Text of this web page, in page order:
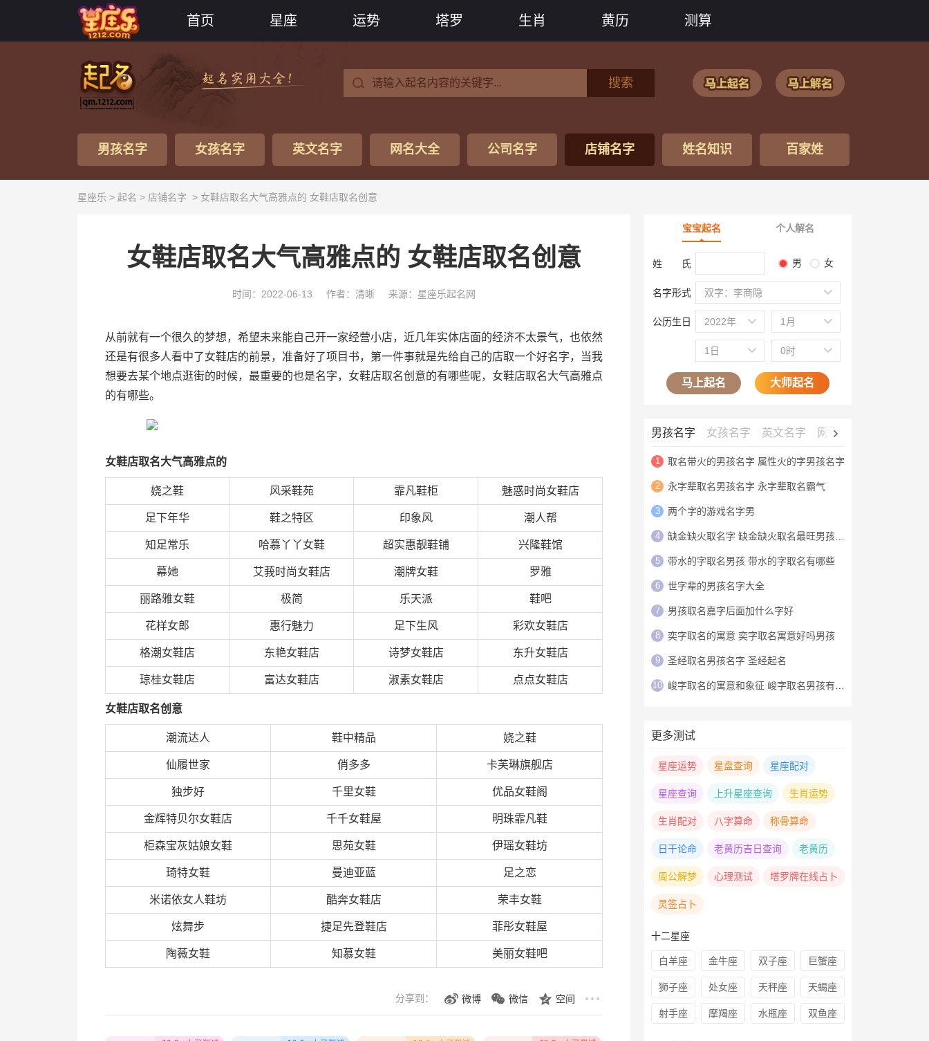
首页 星座 运势 塔罗 生肖 黄历 测算
搜索
男孩名字 女孩名字 英文名字 网名大全 公司名字 店铺名字 姓名知识 百家姓
星座乐 > 起名 > 店铺名字 > 女鞋店取名大气高雅点的 女鞋店取名创意
女鞋店取名大气高雅点的 女鞋店取名创意
时间：2022-06-13 作者：清晰 来源：星座乐起名网
从前就有一个很久的梦想，希望未来能自己开一家经营小店，近几年实体店面的经济不太景气，也依然
还是有很多人看中了女鞋店的前景，准备好了项目书，第一件事就是先给自己的店取一个好名字，当我
想要去某个地点逛街的时候，最重要的也是名字，女鞋店取名创意的有哪些呢，女鞋店取名大气高雅点
的有哪些。
女鞋店取名大气高雅点的
娆之鞋 风采鞋苑 霏凡鞋柜 魅惑时尚女鞋店
足下年华 鞋之特区 印象风 潮人帮
知足常乐 哈慕丫丫女鞋 超实惠靓鞋铺 兴隆鞋馆
幕她 艾莪时尚女鞋店 潮牌女鞋 罗雅
丽路雅女鞋 极简 乐天派 鞋吧
花样女郎 惠行魅力 足下生风 彩欢女鞋店
格潮女鞋店 东艳女鞋店 诗梦女鞋店 东升女鞋店
琼桂女鞋店 富达女鞋店 淑素女鞋店 点点女鞋店
女鞋店取名创意
潮流达人 鞋中精品 娆之鞋
仙履世家 俏多多 卡芙琳旗舰店
独步好 千里女鞋 优品女鞋阁
金辉特贝尔女鞋店 千千女鞋屋 明珠霏凡鞋
柜森宝灰姑娘女鞋 思苑女鞋 伊瑶女鞋坊
琦特女鞋 曼迪亚蓝 足之恋
米诺依女人鞋坊 酷奔女鞋店 荣丰女鞋
炫舞步 捷足先登鞋店 菲彤女鞋屋
陶薇女鞋 知慕女鞋 美丽女鞋吧
分享到： 微博 微信 空间
宝宝起名 个人解名
姓 氏 男 女
名字形式 双字：李商隐
公历生日 2022年 1月
1日 0时
马上起名 大师起名
男孩名字 女孩名字 英文名字 网名大全
1 取名带火的男孩名字 属性火的字男孩名字
2 永字辈取名男孩名字 永字辈取名霸气
3 两个字的游戏名字男
4 缺金缺火取名字 缺金缺火取名最旺男孩名字
5 带水的字取名男孩 带水的字取名有哪些
6 世字辈的男孩名字大全
7 男孩取名嘉字后面加什么字好
8 奕字取名的寓意 奕字取名寓意好吗男孩
9 圣经取名男孩名字 圣经起名
10 峻字取名的寓意和象征 峻字取名男孩有寓意
更多测试
星座运势 星盘查询 星座配对
星座查询 上升星座查询 生肖运势
生肖配对 八字算命 称骨算命
日干论命 老黄历吉日查询 老黄历
周公解梦 心理测试 塔罗牌在线占卜
灵签占卜
十二星座
白羊座 金牛座 双子座 巨蟹座
狮子座 处女座 天秤座 天蝎座
射手座 摩羯座 水瓶座 双鱼座